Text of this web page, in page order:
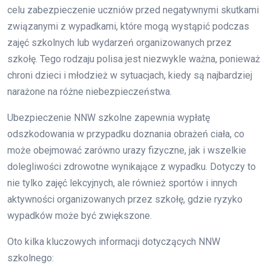
celu zabezpieczenie uczniów przed negatywnymi skutkami
związanymi z wypadkami, które mogą wystąpić podczas
zajęć szkolnych lub wydarzeń organizowanych przez
szkołę. Tego rodzaju polisa jest niezwykle ważna, ponieważ
chroni dzieci i młodzież w sytuacjach, kiedy są najbardziej
narażone na różne niebezpieczeństwa.
Ubezpieczenie NNW szkolne zapewnia wypłatę
odszkodowania w przypadku doznania obrażeń ciała, co
może obejmować zarówno urazy fizyczne, jak i wszelkie
dolegliwości zdrowotne wynikające z wypadku. Dotyczy to
nie tylko zajęć lekcyjnych, ale również sportów i innych
aktywności organizowanych przez szkołę, gdzie ryzyko
wypadków może być zwiększone.
Oto kilka kluczowych informacji dotyczących NNW
szkolnego: